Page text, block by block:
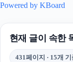
Powered by KBoard
현재 글이 속한
431페이지 · 15개 기